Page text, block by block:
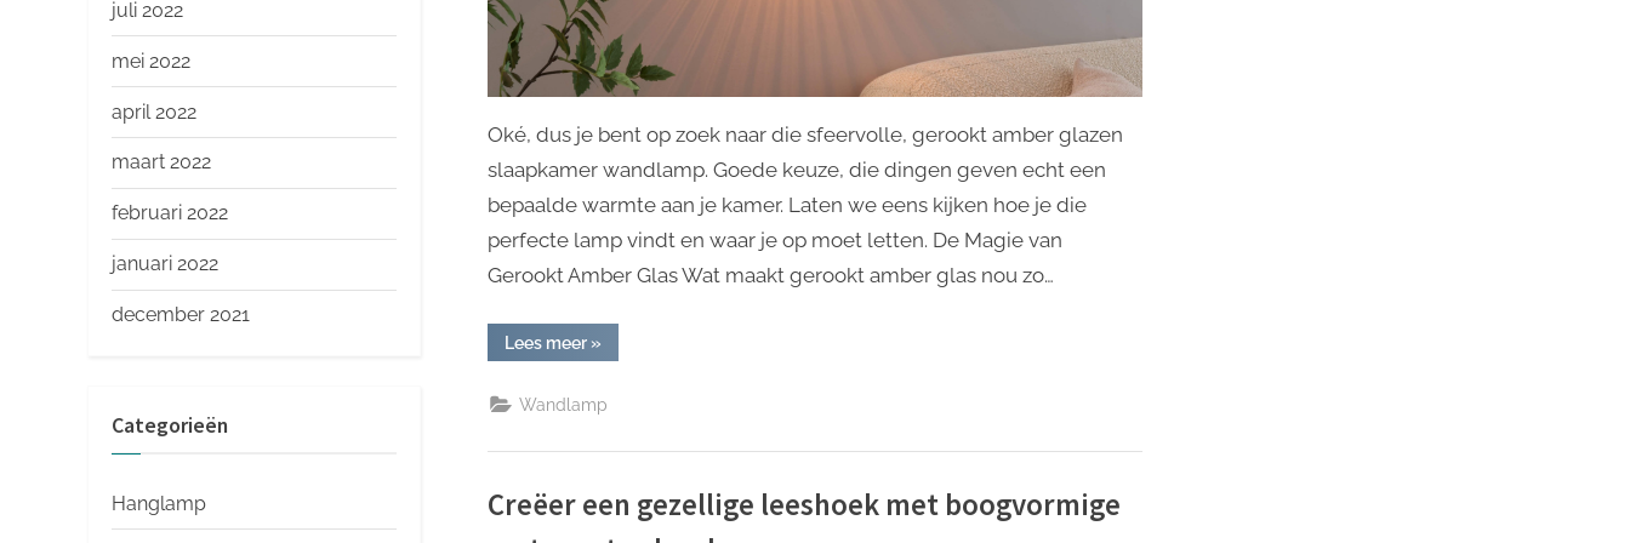
Oké, dus je bent op zoek naar die sfeervolle, gerookt amber glazen
slaapkamer wandlamp. Goede keuze, die dingen geven echt een
bepaalde warmte aan je kamer. Laten we eens kijken hoe je die
perfecte lamp vindt en waar je op moet letten. De Magie van
Gerookt Amber Glas Wat maakt gerookt amber glas nou zo…
Lees meer“Sfeervolle
gerookt
slaapkamer
»
Wandlamp
Creëer een gezellige leeshoek met boogvormige
juli 2022
mei 2022
april 2022
maart 2022
februari 2022
januari 2022
december 2021
Categorieën
Hanglamp